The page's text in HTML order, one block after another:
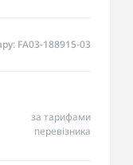
FA03-188915-03
за тарифами
перевізника